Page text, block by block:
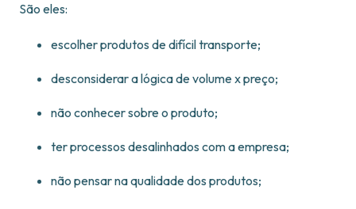
São eles:
escolher produtos de difícil transporte;
desconsiderar a lógica de volume x preço;
não conhecer sobre o produto;
ter processos desalinhados com a empresa;
não pensar na qualidade dos produtos;